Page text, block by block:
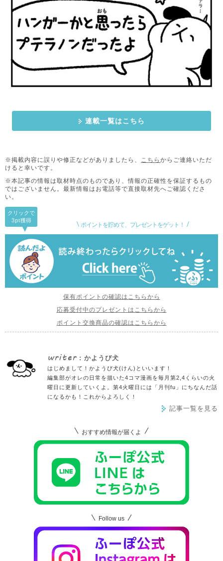
連載一覧はこちら
※掲載内容に誤りや修正などがありましたら、 こちら からご連絡いただ
けると幸いです。
※本記事の情報は取材時点のものであり、情報の正確性を保証するもの
ではございません。 最新情報はお電話等で直接取材先へご確認くださ
い。
ポイントを貯めて、プレゼントをゲット！
クリックで
3pt獲得
保有ポイントの確認はこちらから
応募受付中のプレゼントはこちらから
ポイント交換商品の確認はこちらから
writer : かようび犬
はじめまして！かようび犬(けん)といいます！
編集部がオレの日常を描いた4コマ漫画を毎月第2,4くらいの火
曜日に更新していくよ。第4火曜日には「月刊fu」にちなんだ話
になるかも！これからよろしく！
記事一覧を見る
おすすめ情報が届くよ
Follow us